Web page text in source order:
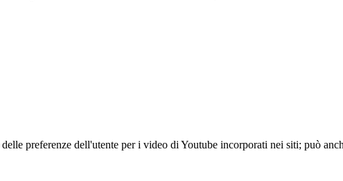
preferenze dell'utente per i video di Youtube incorporati nei siti; può